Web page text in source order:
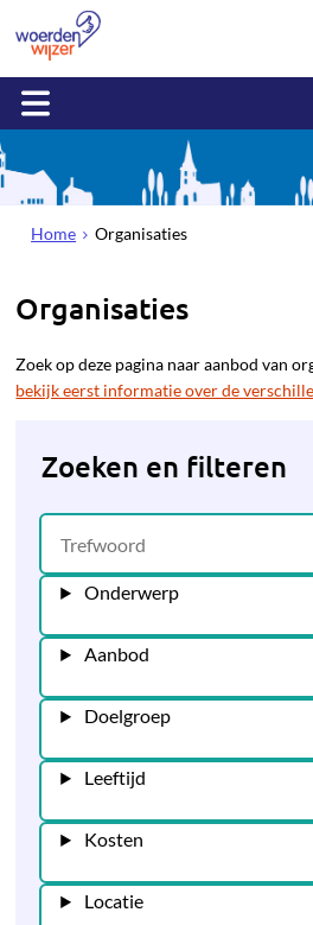
Home Organisaties
Organisaties
Zoek op deze pagina naar aanbod van
bekijk eerst informatie over de
Zoeken en filteren
Onderwerp
Aanbod
Doelgroep
Leeftijd
Kosten
Locatie